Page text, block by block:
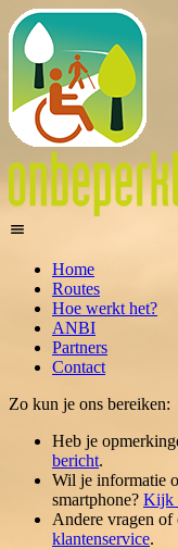
Home
Routes
Hoe werkt het?
ANBI
Partners
Contact
Zo kun je ons bereiken:
Heb je
bericht.
Wil je informatie
smartphone? Kijk
Andere vragen of
klantenservice.